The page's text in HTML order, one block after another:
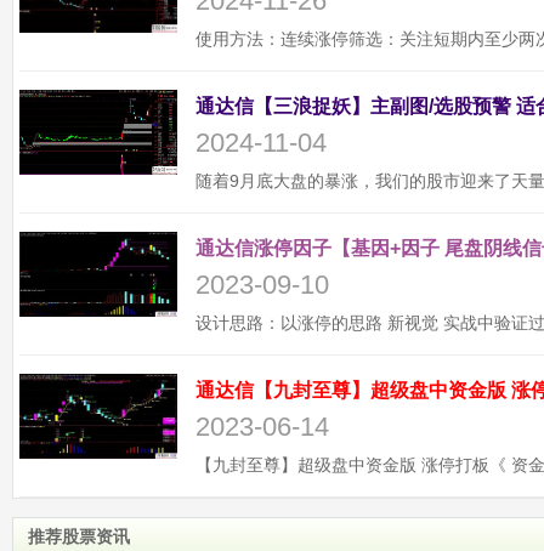
2024-11-04
通达信涨停因子【基因+因子 尾盘阴线
2023-09-10
2023-06-14
推荐股票资讯